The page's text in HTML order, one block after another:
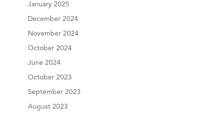
January 2025
December 2024
November 2024
October 2024
June 2024
October 2023
September 2023
August 2023